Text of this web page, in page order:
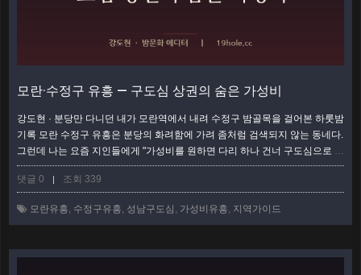
모란·수정구 유흥 — 구도심 상권의 숨은 가성비
강도현 · 분당만 다니던 내가 모란역에서 내려 수정구 밤골목을 걸어본 하룻밤
기록 모란 수정구 유흥은 분당의 화려함에 가려 좀처럼 검색되지 않는 동네다.
그런데 나는 요즘 지인들에게 "가성비를 원하면 다리 하나 건너 구도심으로 가
보라"고 말한다. 신도시 상권이 세련됨과 가격을 함께 올린 사이, 모란과 수정
구 일대는 오래된 밀도 그대로 낮은 문턱을 지켜왔기 때문이다. 이 글은 분석
다. 구도심 특유의 결을 있는 그대로 전한다. 모란역 4번 출구, 신도시와 다른
댓글 0 | 조회 339
모란유흥, 수정구유흥, 성남구도심 , 가성비유흥, 지역가이드